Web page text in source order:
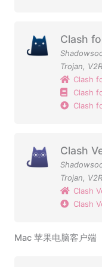
Clash
Trojan,
Clash
Clash
Clash
Clash
Trojan,
Clash
Clash
Mac 苹果电脑客户端